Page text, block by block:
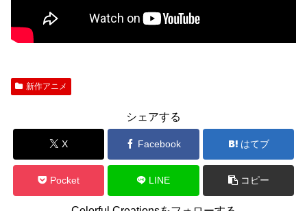
新作アニメ
シェアする
X Facebook はてブ
Pocket LINE コピー